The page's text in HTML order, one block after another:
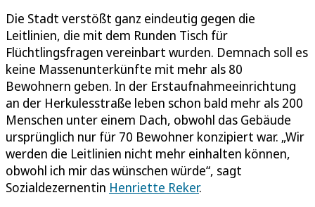
Die Stadt verstößt ganz eindeutig gegen die
Leitlinien, die mit dem Runden Tisch für
Flüchtlingsfragen vereinbart wurden. Demnach soll es
keine Massenunterkünfte mit mehr als 80
Bewohnern geben. In der Erstaufnahmeeinrichtung
an der Herkulesstraße leben schon bald mehr als 200
Menschen unter einem Dach, obwohl das Gebäude
ursprünglich nur für 70 Bewohner konzipiert war. „Wir
werden die Leitlinien nicht mehr einhalten können,
obwohl ich mir das wünschen würde“, sagt
Sozialdezernentin Henriette Reker.